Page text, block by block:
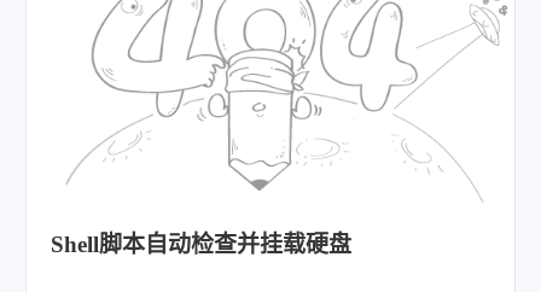
Shell脚本自动检查并挂载硬盘